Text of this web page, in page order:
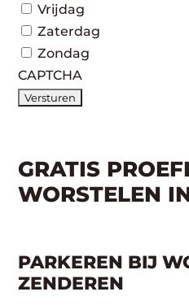
Vrijdag
Zaterdag
Zondag
CAPTCHA
GRATIS
WORSTELEN
PARKEREN BIJ
ZENDEREN